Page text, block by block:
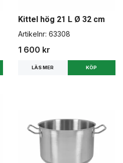
Kittel hög 21 L Ø 32 cm
Artikelnr: 63308
1 600 kr
LÄS MER